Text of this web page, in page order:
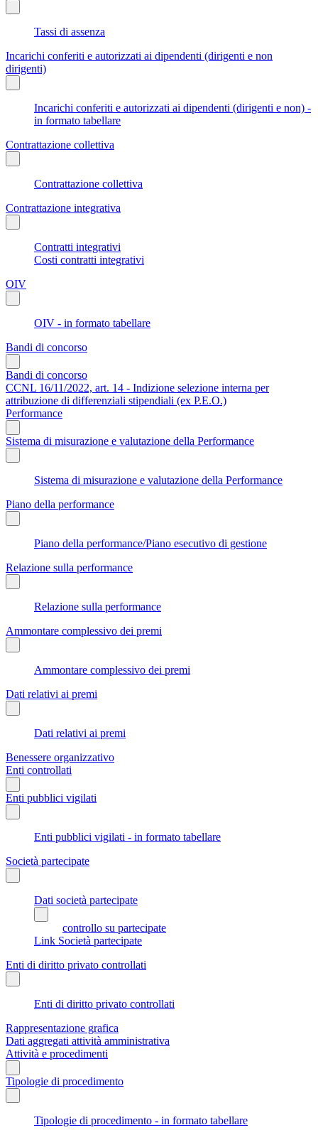
Tassi di assenza
Incarichi conferiti e autorizzati ai dipendenti (dirigenti e non
dirigenti)
Incarichi conferiti e autorizzati ai dipendenti (dirigenti e non) -
in formato tabellare
Contrattazione collettiva
Contrattazione collettiva
Contrattazione integrativa
Contratti integrativi
Costi contratti integrativi
OIV
OIV - in formato tabellare
Bandi di concorso
Bandi di concorso
CCNL 16/11/2022, art. 14 - Indizione selezione interna per
attribuzione di differenziali stipendiali (ex P.E.O.)
Performance
Sistema di misurazione e valutazione della Performance
Sistema di misurazione e valutazione della Performance
Piano della performance
Piano della performance/Piano esecutivo di gestione
Relazione sulla performance
Relazione sulla performance
Ammontare complessivo dei premi
Ammontare complessivo dei premi
Dati relativi ai premi
Dati relativi ai premi
Benessere organizzativo
Enti controllati
Enti pubblici vigilati
Enti pubblici vigilati - in formato tabellare
Società partecipate
Dati società partecipate
controllo su partecipate
Link Società partecipate
Enti di diritto privato controllati
Enti di diritto privato controllati
Rappresentazione grafica
Dati aggregati attività amministrativa
Attività e procedimenti
Tipologie di procedimento
Tipologie di procedimento - in formato tabellare